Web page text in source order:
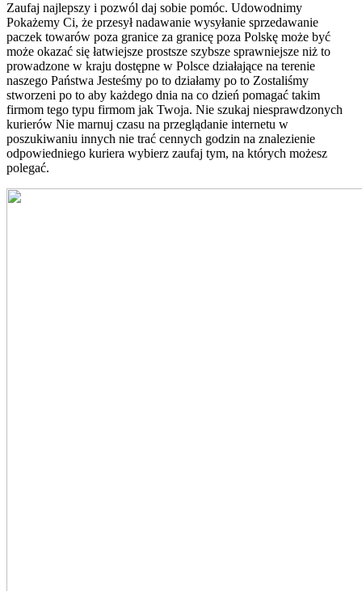
Zaufaj najlepszy i pozwól daj sobie pomóc. Udowodnimy
Pokażemy Ci, że przesył nadawanie wysyłanie sprzedawanie
paczek towarów poza granice za granicę poza Polskę może być
może okazać się łatwiejsze prostsze szybsze sprawniejsze niż to
prowadzone w kraju dostępne w Polsce działające na terenie
naszego Państwa Jesteśmy po to działamy po to Zostaliśmy
stworzeni po to aby każdego dnia na co dzień pomagać takim
firmom tego typu firmom jak Twoja. Nie szukaj niesprawdzonych
kurierów Nie marnuj czasu na przeglądanie internetu w
poszukiwaniu innych nie trać cennych godzin na znalezienie
odpowiedniego kuriera wybierz zaufaj tym, na których możesz
polegać.